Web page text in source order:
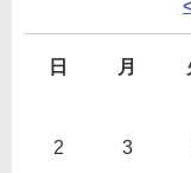
日 月
2 3